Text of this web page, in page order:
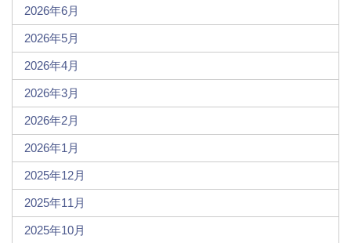
2026年6月
2026年5月
2026年4月
2026年3月
2026年2月
2026年1月
2025年12月
2025年11月
2025年10月